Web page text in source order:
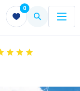
0
Menu Menu